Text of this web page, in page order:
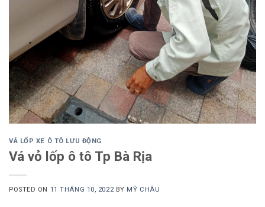
VÁ LỐP XE Ô TÔ LƯU ĐỘNG
Vá vỏ lốp ô tô Tp Bà Rịa
POSTED ON 11 THÁNG 10, 2022BY MỸ CHÂU